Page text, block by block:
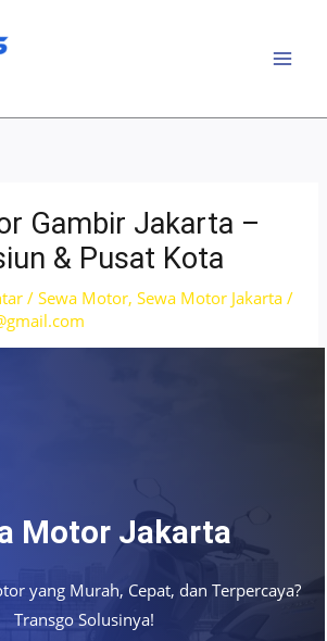
Gambir Jakarta –
& Pusat Kota
/Sewa Motor,Sewa Motor Jakarta /
Motor Jakarta
yang Murah, Cepat, dan Terpercaya?
Transgo Solusinya!